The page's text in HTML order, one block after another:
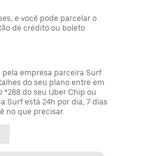
e você pode parcelar o
de crédito ou boleto
empresa parceira Surf
do seu plano entre em
do seu Uber Chip ou
Surf está 24h por dia, 7 dias
no que precisar.